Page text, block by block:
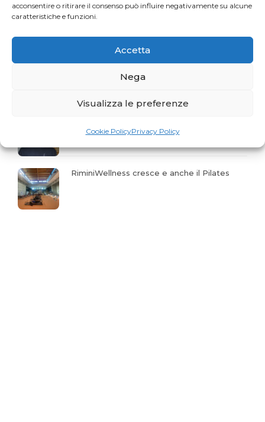
acconsentire o ritirare il consenso può influire negativamente su alcune
caratteristiche e funzioni.
Accetta
Nega
Visualizza le preferenze
Cookie PolicyPrivacy Policy
La storia del mese. Liberarsi dal dolore
Profumo di Hundred
RiminiWellness cresce e anche il Pilates